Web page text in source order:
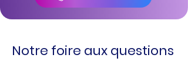
Notre foire aux questions